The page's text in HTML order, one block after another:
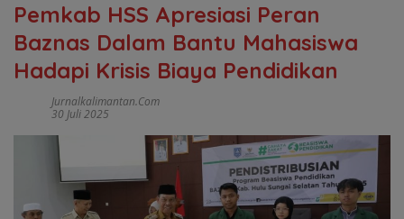
Pemkab HSS Apresiasi Peran
Baznas Dalam Bantu Mahasiswa
Hadapi Krisis Biaya Pendidikan
Jurnalkalimantan.com
30 Juli 2025